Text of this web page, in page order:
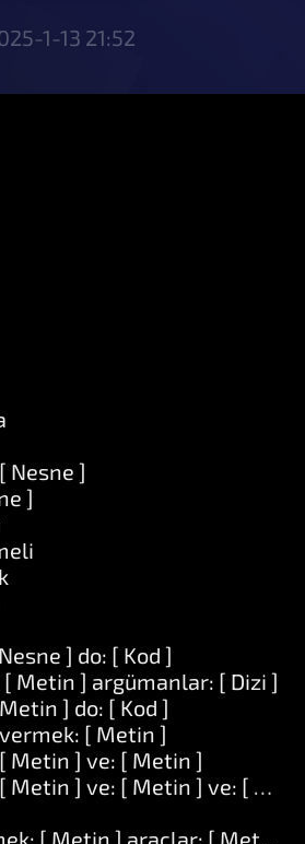
1-13 21:52
Nesne ]
]
] do: [ Kod ]
[ Metin ] argümanlar: [ Dizi ]
] do: [ Kod ]
[ Metin ]
Metin ] ve: [ Metin ]
Metin ] ve: [ Metin ] ve: [
[ Metin ] araçlar: [ Metin ]